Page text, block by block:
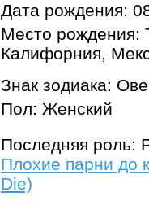
Дата рождения:
Место рождения:
Калифорния,
Знак зодиака:
Пол: Женский
Последняя роль:
Плохие парни до
Die)